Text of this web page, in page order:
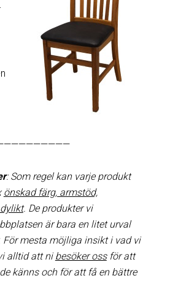
: Som regel kan varje produkt
önskad färg, armstöd,
. De produkter vi
är bara en litet urval
För mesta möjliga insikt i vad vi
alltid att ni besöker ossför att
känns och för att få en bättre